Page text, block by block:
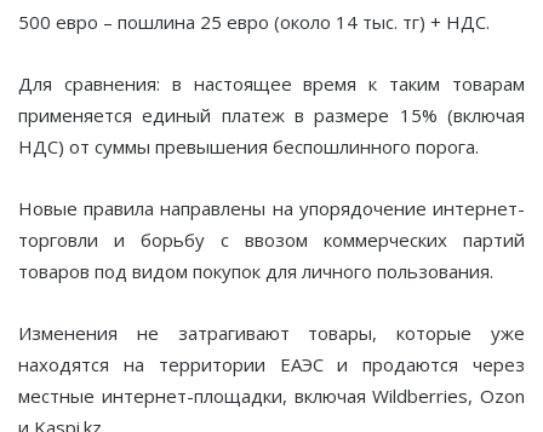
500 евро – пошлина 25 евро (около 14 тыс. тг) + НДС.
Для сравнения: в настоящее время к таким товарам
применяется единый платеж в размере 15% (включая
НДС) от суммы превышения беспошлинного порога.
Новые правила направлены на упорядочение интернет-
торговли и борьбу с ввозом коммерческих партий
товаров под видом покупок для личного пользования.
Изменения не затрагивают товары, которые уже
находятся на территории ЕАЭС и продаются через
местные интернет-площадки, включая Wildberries, Ozon
и Kaspi.kz.